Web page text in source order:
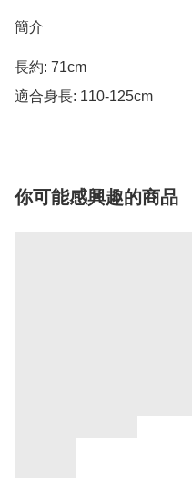
簡介
長約: 71cm
適合身長: 110-125cm
你可能感興趣的商品